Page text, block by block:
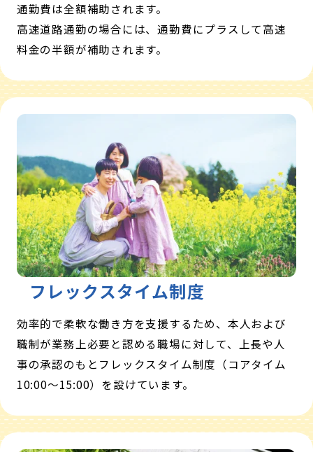
通勤費は全額補助されます。
高速道路通勤の場合には、通勤費にプラスして高速
料金の半額が補助されます。
フレックスタイム制度
効率的で柔軟な働き方を支援するため、本人および
職制が業務上必要と認める職場に対して、上長や人
事の承認のもとフレックスタイム制度（コアタイム
10:00～15:00）を設けています。